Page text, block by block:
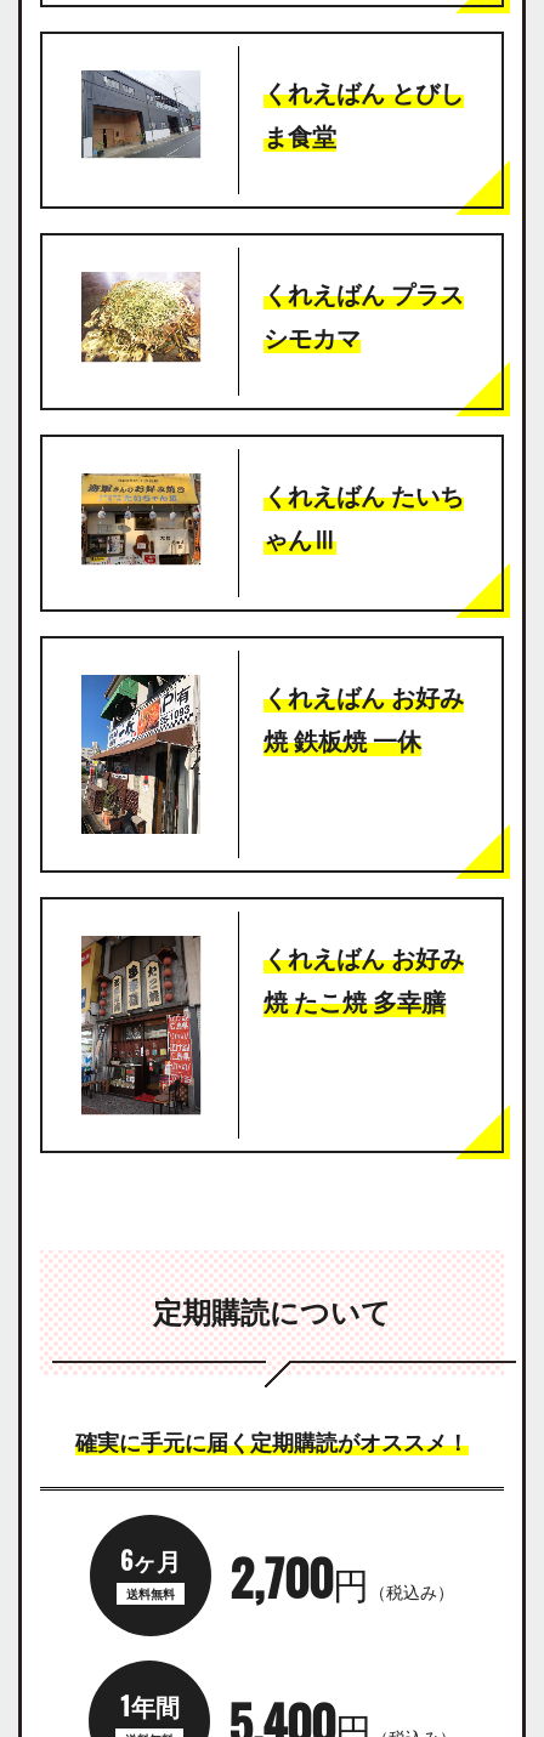
くれえばん とびし
ま食堂
くれえばん プラス
シモカマ
くれえばん たいち
ゃんⅢ
くれえばん お好み
焼 鉄板焼 一休
くれえばん お好み
焼 たこ焼 多幸膳
定期購読について
確実に手元に届く定期購読がオススメ！
6ヶ月 2,700円 （税込み）
1年間